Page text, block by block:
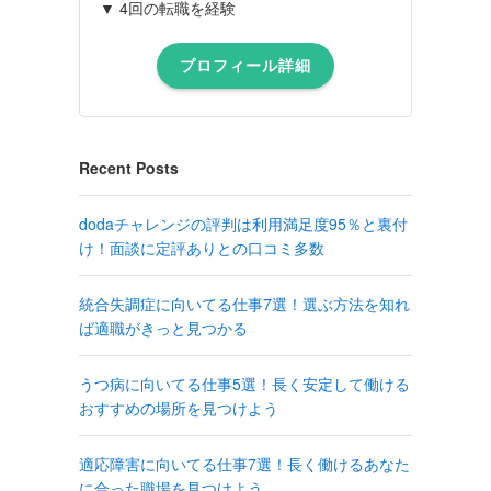
▼ 4回の転職を経験
プロフィール詳細
Recent Posts
dodaチャレンジの評判は利用満足度95％と裏付
け！面談に定評ありとの口コミ多数
統合失調症に向いてる仕事7選！選ぶ方法を知れ
ば適職がきっと見つかる
うつ病に向いてる仕事5選！長く安定して働ける
おすすめの場所を見つけよう
適応障害に向いてる仕事7選！長く働けるあなた